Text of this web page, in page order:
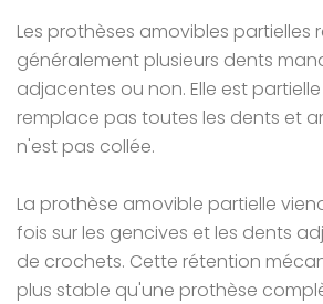
Les prothèses amovibles partielles
généralement plusieurs dents
adjacentes ou non. Elle est
remplace pas toutes les dents et
n'est pas collée.
La prothèse amovible partielle
fois sur les gencives et les dents
de crochets. Cette rétention
plus stable qu'une prothèse